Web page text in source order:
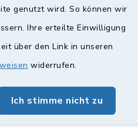
genutzt wird. So können wir
Ihre erteilte Einwilligung
über den Link in unseren
widerrufen.
Ich stimme nicht zu